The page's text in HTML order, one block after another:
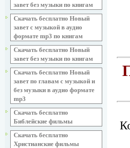
завет без музыки по книгам
Скачать бесплатно Новый
завет с музыкой в аудио
формате mp3 по книгам
Скачать бесплатно Новый
завет без музыки по книгам
Скачать бесплатно Новый
завет по главам с музыкой и
без музыки в аудио формате
mp3
Скачать бесплатно
Библейские фильмы
Скачать бесплатно
Христианские фильмы